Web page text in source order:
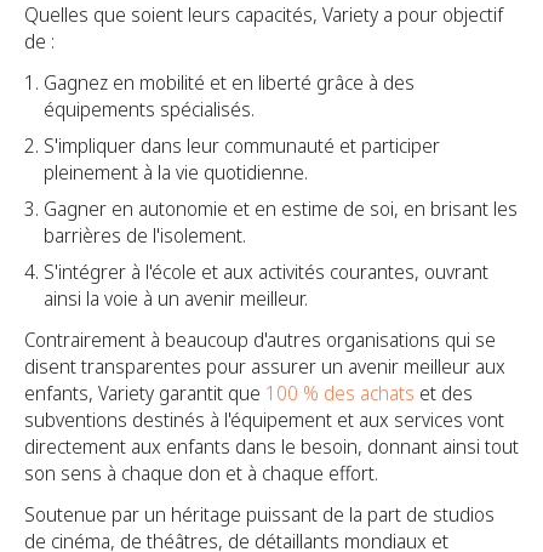
Quelles que soient leurs capacités, Variety a pour objectif
de :
Gagnez en mobilité et en liberté grâce à des
équipements spécialisés.
S'impliquer dans leur communauté et participer
pleinement à la vie quotidienne.
Gagner en autonomie et en estime de soi, en brisant les
barrières de l'isolement.
S'intégrer à l'école et aux activités courantes, ouvrant
ainsi la voie à un avenir meilleur.
Contrairement à beaucoup d'autres organisations qui se
disent transparentes pour assurer un avenir meilleur aux
enfants, Variety garantit que 100 % des achats et des
subventions destinés à l'équipement et aux services vont
directement aux enfants dans le besoin, donnant ainsi tout
son sens à chaque don et à chaque effort.
Soutenue par un héritage puissant de la part de studios
de cinéma, de théâtres, de détaillants mondiaux et